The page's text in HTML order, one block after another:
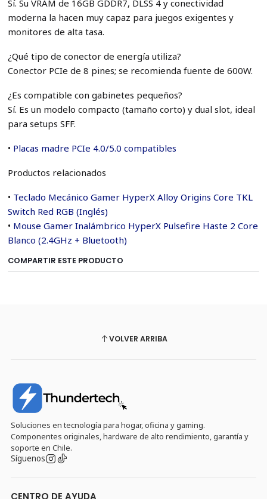
Sí. Su VRAM de 16GB GDDR7, DLSS 4 y conectividad
moderna la hacen muy capaz para juegos exigentes y
monitores de alta tasa.
¿Qué tipo de conector de energía utiliza?
Conector PCIe de 8 pines; se recomienda fuente de 600W.
¿Es compatible con gabinetes pequeños?
Sí. Es un modelo compacto (tamaño corto) y dual slot, ideal
para setups SFF.
• Placas madre PCIe 4.0/5.0 compatibles
Productos relacionados
• Teclado Mecánico Gamer HyperX Alloy Origins Core TKL
Switch Red RGB (Inglés)
• Mouse Gamer Inalámbrico HyperX Pulsefire Haste 2 Core
Blanco (2.4GHz + Bluetooth)
COMPARTIR ESTE PRODUCTO
VOLVER ARRIBA
Soluciones en tecnología para hogar, oficina y gaming.
Componentes originales, hardware de alto rendimiento, garantía y
soporte en Chile.
Síguenos
CENTRO DE AYUDA